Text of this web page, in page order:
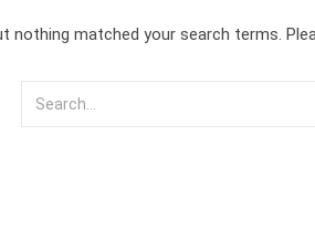
nothing matched your search terms.